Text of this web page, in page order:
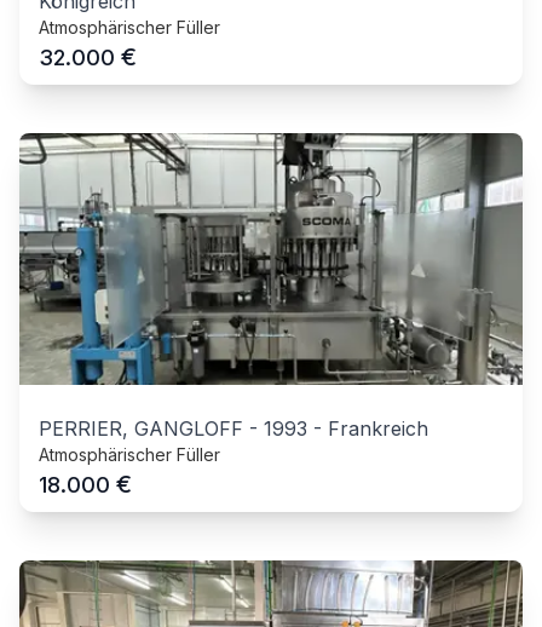
Atmosphärischer Füller
32.000 €
PERRIER, GANGLOFF - 1993 - Frankreich
Atmosphärischer Füller
18.000 €